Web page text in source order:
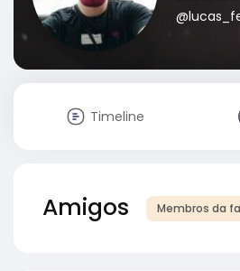
Timeline
Amigos Membros da